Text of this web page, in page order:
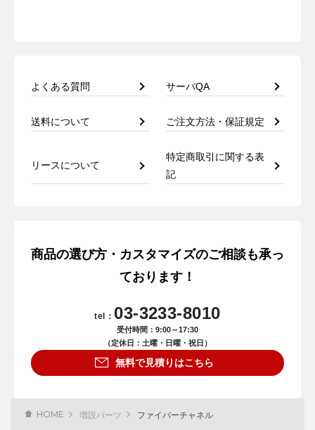
よくある質問 サーバQA
送料について ご注文方法・保証規定
リースについて
特定商取引に関する表
記
商品の選び方・カスタマイズのご相談も承っ
ております！
tel： 03-3233-8010
受付時間：9:00～17:30
（定休日：土曜・日曜・祝日）
無料で見積りはこちら
HOME 増設パーツ ファイバーチャネル